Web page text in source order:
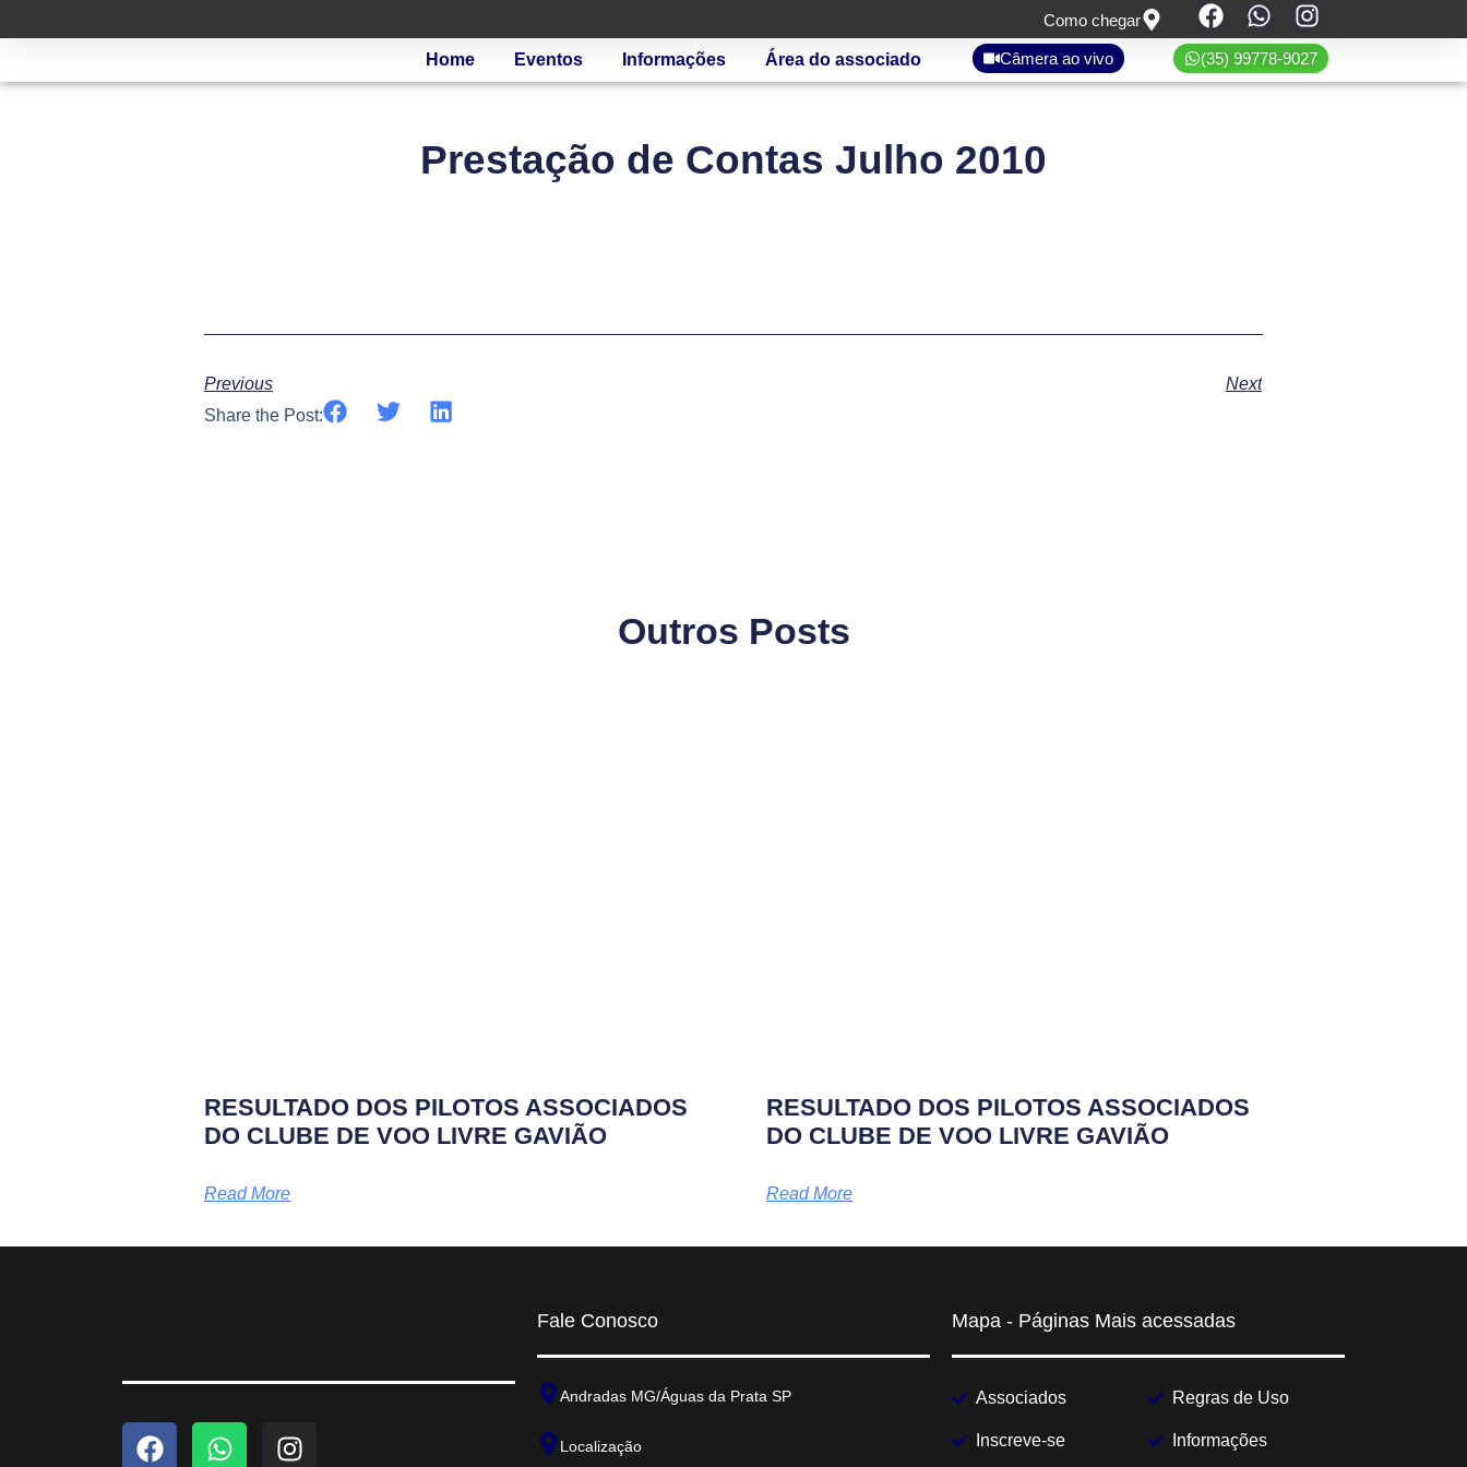
Como chegar
Home Eventos Informações Área do associado Câmera ao vivo (35) 99778-9027
Prestação de Contas Julho 2010
Previous
Next
Share the Post:
Outros Posts
RESULTADO DOS PILOTOS ASSOCIADOS
DO CLUBE DE VOO LIVRE GAVIÃO
Read More
RESULTADO DOS PILOTOS ASSOCIADOS
DO CLUBE DE VOO LIVRE GAVIÃO
Read More
Fale Conosco
Andradas MG/Águas da Prata SP
Localização
Mapa - Páginas Mais acessadas
Associados
Inscreve-se
Regras de Uso
Informações